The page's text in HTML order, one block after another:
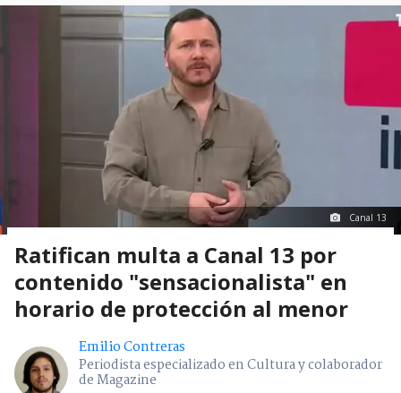
Canal 13
Ratifican multa a Canal 13 por
contenido "sensacionalista" en
horario de protección al menor
Emilio Contreras
Periodista especializado en Cultura y colaborador
de Magazine